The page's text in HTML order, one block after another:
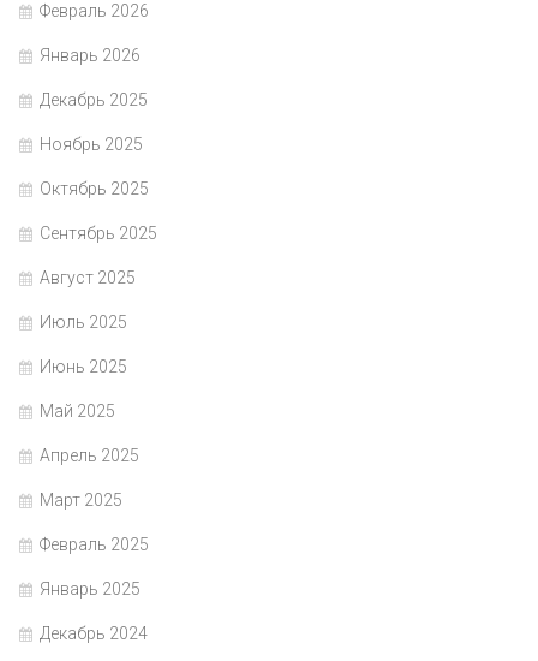
Февраль 2026
Январь 2026
Декабрь 2025
Ноябрь 2025
Октябрь 2025
Сентябрь 2025
Август 2025
Июль 2025
Июнь 2025
Май 2025
Апрель 2025
Март 2025
Февраль 2025
Январь 2025
Декабрь 2024